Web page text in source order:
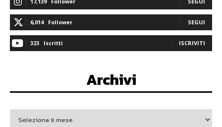
6,014 Follower SEGUI
323 Iscritti ISCRIVITI
Archivi